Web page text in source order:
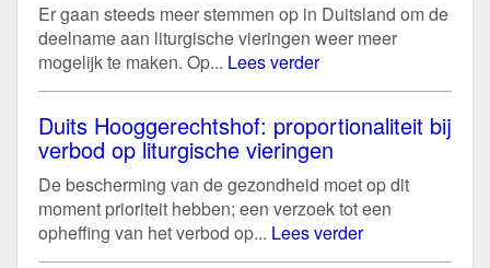
Er gaan steeds meer stemmen op in Duitsland om de
deelname aan liturgische vieringen weer meer
mogelijk te maken. Op... Lees verder
Duits Hooggerechtshof: proportionaliteit bij
verbod op liturgische vieringen
De bescherming van de gezondheid moet op dit
moment prioriteit hebben; een verzoek tot een
opheffing van het verbod op... Lees verder